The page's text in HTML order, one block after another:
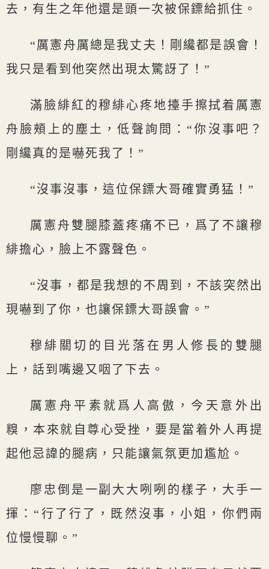
去，有生之年他還是頭一次被保鏢給抓住。
“厲憲舟厲總是我丈夫！剛纔都是誤會！
我只是看到他突然出現太驚訝了！”
滿臉緋紅的穆緋心疼地擡手擦拭着厲憲
舟臉頰上的塵土，低聲詢問：“你沒事吧？
剛纔真的是嚇死我了！”
“沒事沒事，這位保鏢大哥確實勇猛！”
厲憲舟雙腿膝蓋疼痛不已，爲了不讓穆
緋擔心，臉上不露聲色。
“沒事，都是我想的不周到，不該突然出
現嚇到了你，也讓保鏢大哥誤會。”
穆緋關切的目光落在男人修長的雙腿
上，話到嘴邊又咽了下去。
厲憲舟平素就爲人高傲，今天意外出
糗，本來就自尊心受挫，要是當着外人再提
起他忌諱的腿病，只能讓氣氛更加尷尬。
廖忠倒是一副大大咧咧的樣子，大手一
揮：“行了行了，既然沒事，小姐，你們兩
位慢慢聊。”